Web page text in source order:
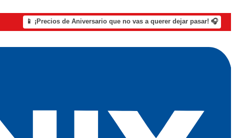
📱 ¡Precios de Aniversario que no vas a querer dejar pasar! 🎧